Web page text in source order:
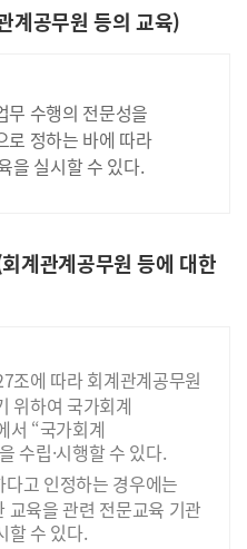
계공무원 등의 교육)
무 수행의 전문성을
로 정하는 바에 따라
을 실시할 수 있다.
계관계공무원 등에 대한
조에 따라 회계관계공무원
위하여 국가회계
서 “국가회계
수립·시행할 수 있다.
고 인정하는 경우에는
교육을 관련 전문교육 기관
할 수 있다.